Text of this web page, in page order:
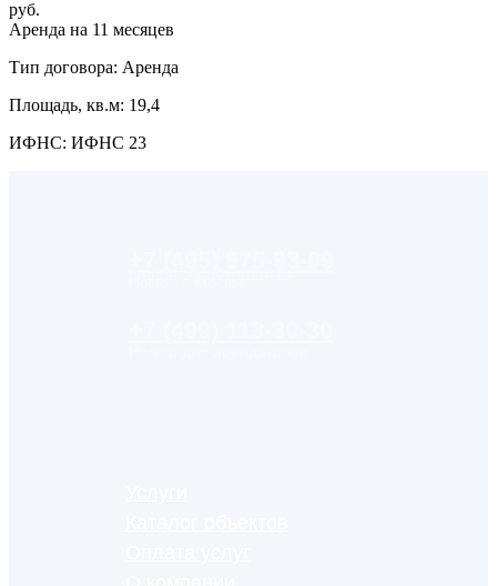
руб.
Аренда на 11 месяцев
Тип договора: Аренда
Площадь, кв.м: 19,4
ИФНС: ИФНС 23